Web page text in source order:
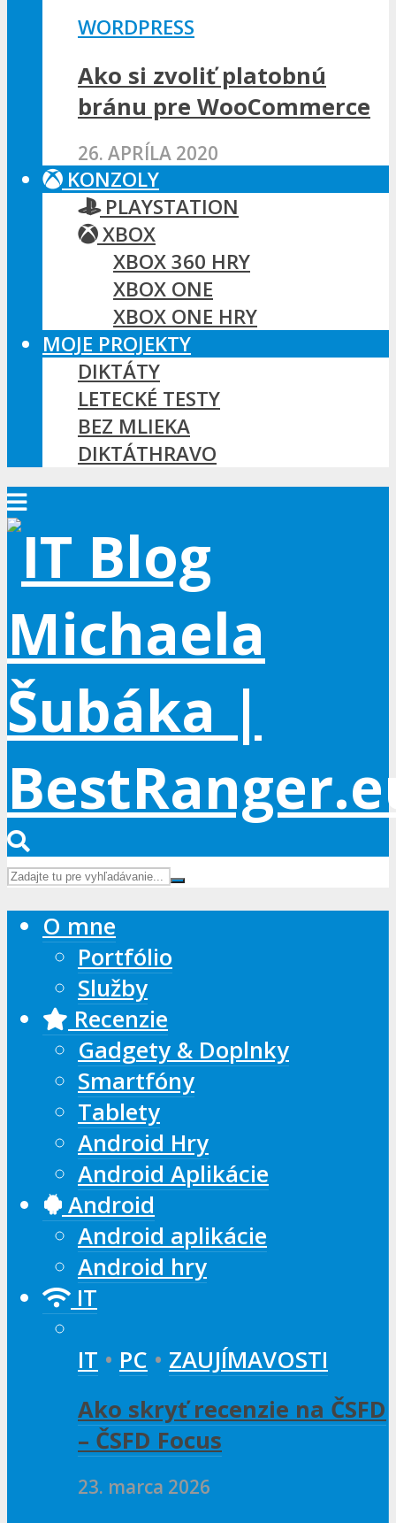
WORDPRESS
Ako si zvoliť platobnú
bránu pre WooCommerce
26. APRÍLA 2020
KONZOLY
PLAYSTATION
XBOX
XBOX 360 HRY
XBOX ONE
XBOX ONE HRY
MOJE PROJEKTY
DIKTÁTY
LETECKÉ TESTY
BEZ MLIEKA
DIKTÁTHRAVO
O mne
Portfólio
Služby
Recenzie
Gadgety & Doplnky
Smartfóny
Tablety
Android Hry
Android Aplikácie
Android
Android aplikácie
Android hry
IT
IT • PC • ZAUJÍMAVOSTI
Ako skryť recenzie na ČSFD
– ČSFD Focus
23. marca 2026